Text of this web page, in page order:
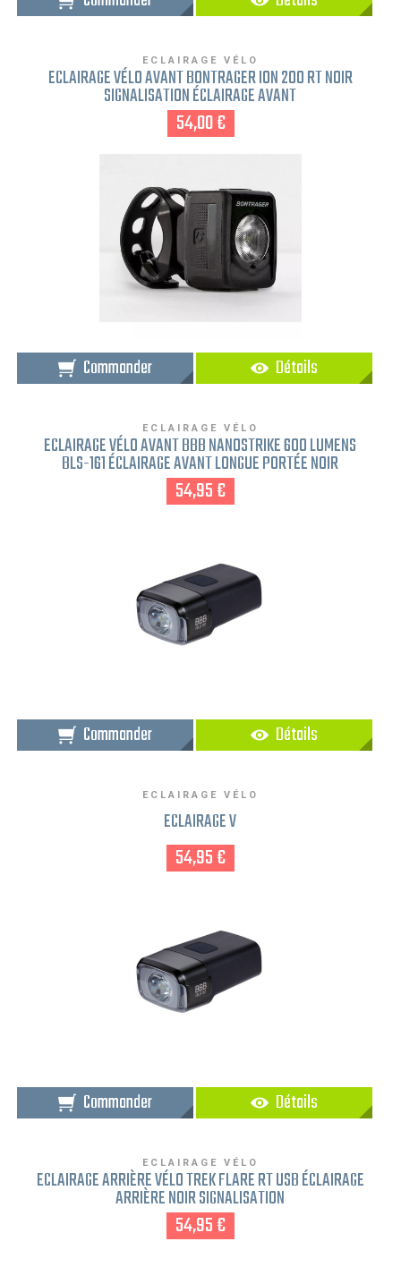
ECLAIRAGE VÉLO
ECLAIRAGE VÉLO AVANT BONTRAGER ION 200 RT NOIR
SIGNALISATION ÉCLAIRAGE AVANT
54,00 €
Commander Détails
ECLAIRAGE VÉLO
ECLAIRAGE VÉLO AVANT BBB NANOSTRIKE 600 LUMENS
BLS-161 ÉCLAIRAGE AVANT LONGUE PORTÉE NOIR
54,95 €
Commander Détails
ECLAIRAGE VÉLO
ECLAIRAGE V
54,95 €
Commander Détails
ECLAIRAGE VÉLO
ECLAIRAGE ARRIÈRE VÉLO TREK FLARE RT USB ÉCLAIRAGE
ARRIÈRE NOIR SIGNALISATION
54,95 €